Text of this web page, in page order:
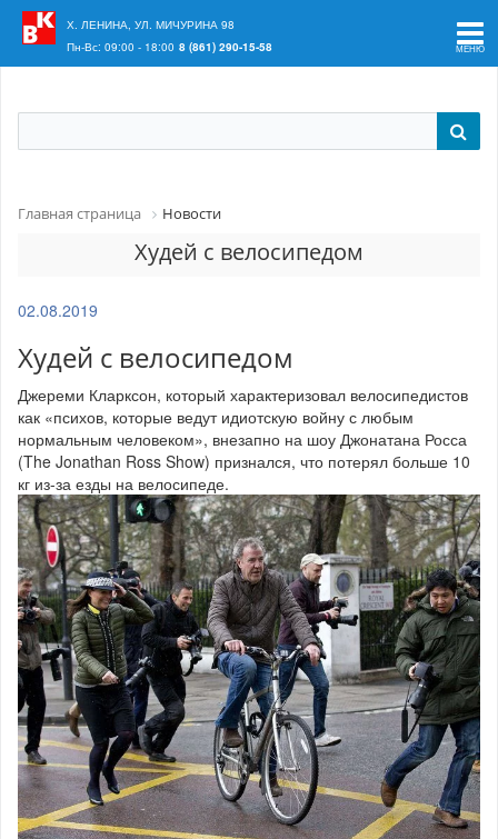
Ваш регион:
Х. ЛЕНИНА, УЛ. МИЧУРИНА 98
Пн-Вс: 09:00 - 18:00 8 (861) 290-15-58
Главная страница Новости
Худей с велосипедом
02.08.2019
Худей с велосипедом
Джереми Кларксон, который характеризовал велосипедистов
как «психов, которые ведут идиотскую войну с любым
нормальным человеком», внезапно на шоу Джонатана Росса
(The Jonathan Ross Show) признался, что потерял больше 10
кг из-за езды на велосипеде.